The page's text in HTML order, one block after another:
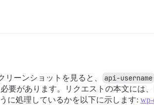
ーンショットを見ると、 api-username
要があります。リクエストの本文には、
に処理しているかを以下に示します: wp-